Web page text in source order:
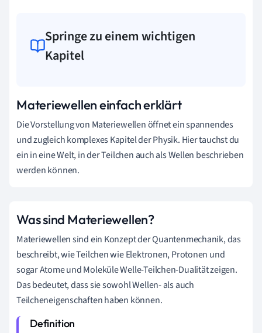
Springe zu einem wichtigen
Kapitel
Materiewellen einfach erklärt
Die Vorstellung von Materiewellen öffnet ein spannendes
und zugleich komplexes Kapitel der Physik. Hier tauchst du
ein in eine Welt, in der Teilchen auch als Wellen beschrieben
werden können.
Was sind Materiewellen?
Materiewellen sind ein Konzept der Quantenmechanik, das
beschreibt, wie Teilchen wie Elektronen, Protonen und
sogar Atome und Moleküle Welle-Teilchen-Dualität zeigen.
Das bedeutet, dass sie sowohl Wellen- als auch
Teilcheneigenschaften haben können.